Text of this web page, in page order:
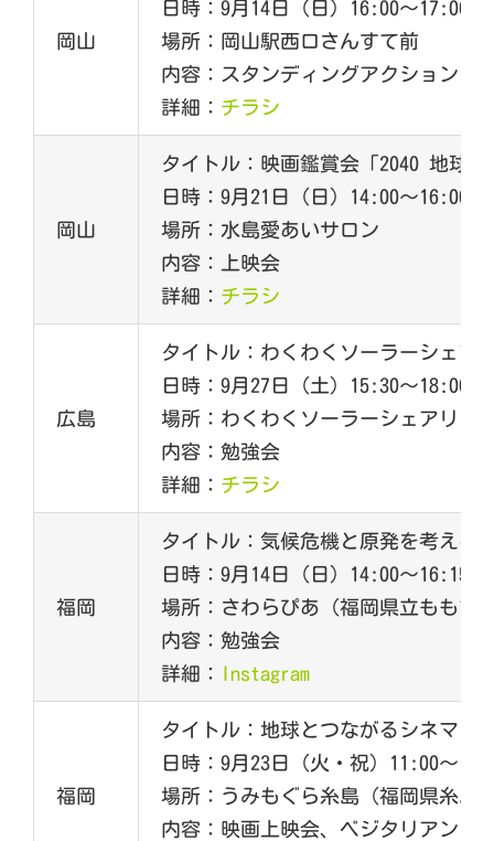
岡山
日時：9月14日（日）16:00～17:00
場所：岡山駅西口さんすて前
内容：スタンディングアクション
詳細： チラシ
岡山
タイトル：映画鑑賞会「2040 地球
日時：9月21日（日）14:00～16:00
場所：水島愛あいサロン
内容：上映会
詳細： チラシ
広島
タイトル：わくわくソーラーシェア
日時：9月27日（土）15:30～18:00
場所：わくわくソーラーシェアリン
内容：勉強会
詳細： チラシ
福岡
タイトル：気候危機と原発を考える
日時：9月14日（日）14:00～16:15
場所：さわらぴあ（福岡県立ももち
内容：勉強会
詳細： Instagram
福岡
タイトル：地球とつながるシネマタ
日時：9月23日（火・祝）11:00～
場所：うみもぐら糸島（福岡県糸島
内容：映画上映会、ベジタリアンラ